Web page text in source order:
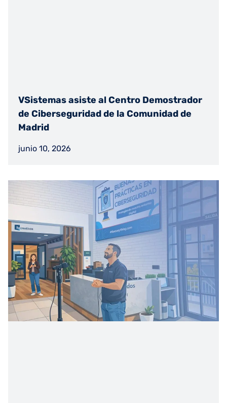
VSistemas asiste al Centro Demostrador
de Ciberseguridad de la Comunidad de
Madrid
junio 10, 2026